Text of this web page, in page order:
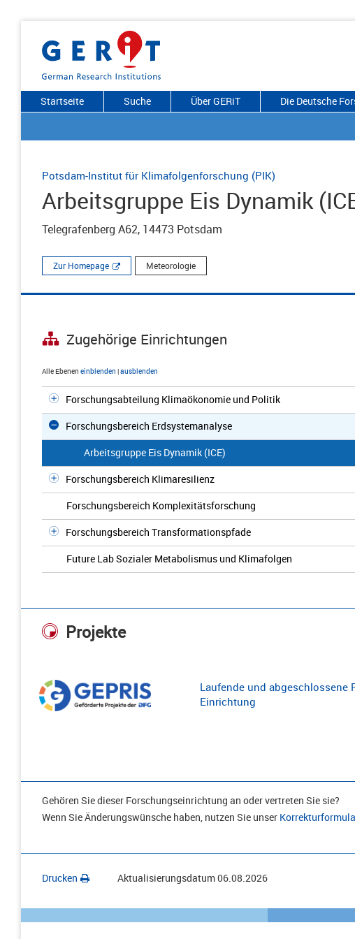
Startseite Suche Über GERiT Die Deutsche
Potsdam-Institut für Klimafolgenforschung (PIK)
Arbeitsgruppe Eis Dynamik
Telegrafenberg A62, 14473 Potsdam
Zur Homepage Meteorologie
Zugehörige Einrichtungen
Alle Ebenen einblenden |ausblenden
Forschungsabteilung Klimaökonomie und Politik
Forschungsbereich Erdsystemanalyse
Arbeitsgruppe Eis Dynamik (ICE)
Forschungsbereich Klimaresilienz
Forschungsbereich Komplexitätsforschung
Forschungsbereich Transformationspfade
Future Lab Sozialer Metabolismus und Klimafolgen
Projekte
Laufende und abgeschlossene
Einrichtung
Gehören Sie dieser Forschungseinrichtung an oder vertreten Sie sie?
Wenn Sie Änderungswünsche haben, nutzen Sie unser
Drucken Aktualisierungsdatum06.08.2026